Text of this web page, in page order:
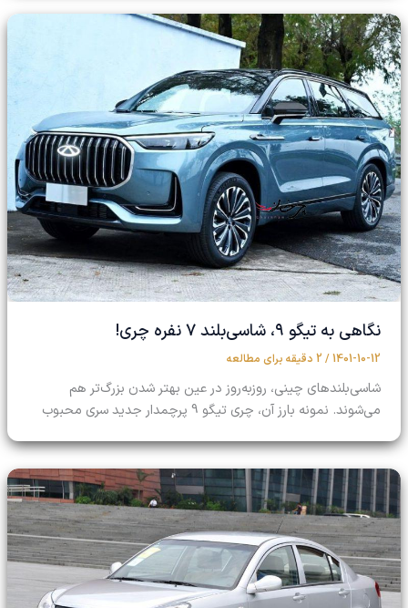
نگاهی به تیگو ۹، شاسی‌بلند ۷ نفره چری!
1401-10-12
/ 2 دقیقه برای مطالعه
شاسی‌بلندهای چینی، روز‌به‌روز در عین بهتر شدن بزرگ‌تر هم
می‌شوند. نمونه بارز آن، چری تیگو 9 پرچمدار جدید سری محبوب